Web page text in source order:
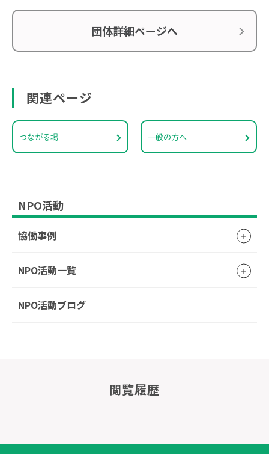
団体詳細ページへ
関連ページ
つながる場 一般の方へ
NPO活動
協働事例
NPO活動一覧
NPO活動ブログ
閲覧履歴